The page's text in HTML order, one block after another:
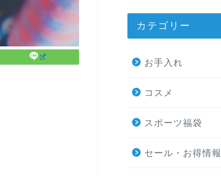
カテゴリー
お手入れ
コスメ
スポーツ福袋
セール・お得情報